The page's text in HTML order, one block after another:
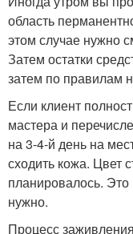
область
этом случае нужно
Затем остатки
затем по правилам
Если клиент
мастера и
на 3-4-й день на
сходить кожа. Цвет
планировалось. Это
нужно.
Процесс